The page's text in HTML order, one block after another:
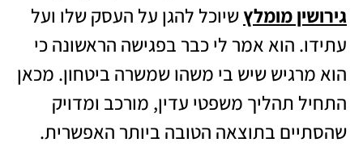
גירושין מומלץשיוכל להגן על העסק שלו ועל
עתידו. הוא אמר לי כבר בפגישה הראשונה כי
הוא מרגיש שיש בי משהו שמשרה ביטחון. מכאן
התחיל תהליך משפטי עדין, מורכב ומדויק
שהסתיים בתוצאה הטובה ביותר האפשרית.